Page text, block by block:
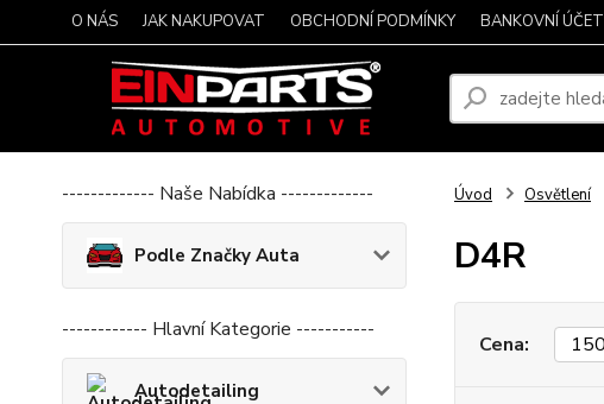
O NÁS JAK NAKUPOVAT OBCHODNÍ PODMÍNKY BANKOVNÍ ÚČET
------------- Naše Nabídka -------------
Podle Značky Auta
------------ Hlavní Kategorie -----------
Autodetailing
Úvod Osvětlení
D4R
Cena: